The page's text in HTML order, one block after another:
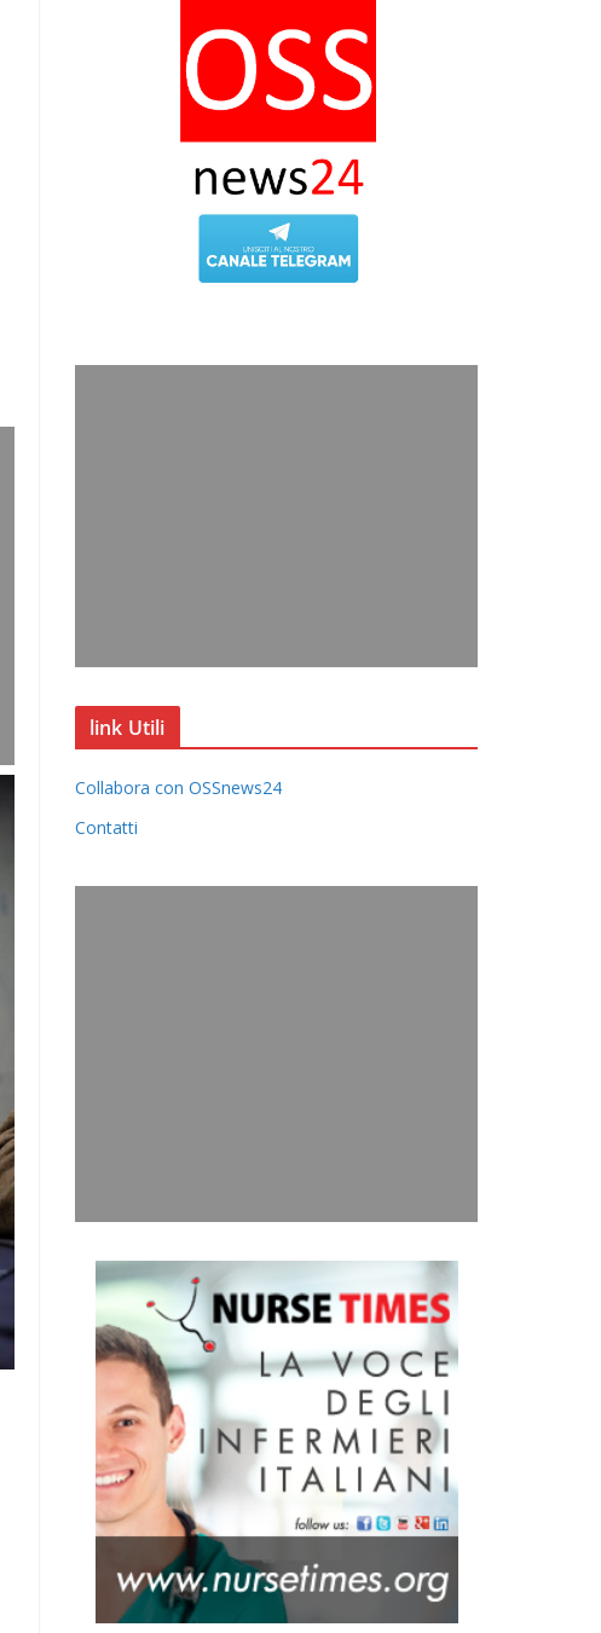
link Utili
Collabora con OSSnews24
Contatti